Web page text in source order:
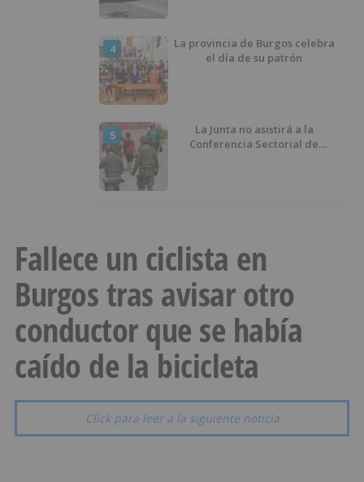
4
La provincia de Burgos celebra
el día de su patrón
5
La Junta no asistirá a la
Conferencia Sectorial de
Fallece un ciclista en
Burgos tras avisar otro
conductor que se había
caído de la bicicleta
Click para leer a la siguiente noticia